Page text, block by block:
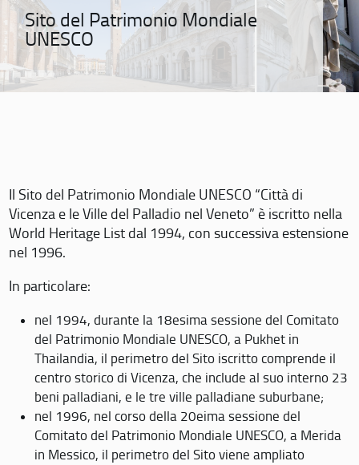
Sito del Patrimonio Mondiale
UNESCO
Il Sito del Patrimonio Mondiale UNESCO “Città di
Vicenza e le Ville del Palladio nel Veneto” è iscritto nella
World Heritage List dal 1994, con successiva estensione
nel 1996.
In particolare:
nel 1994, durante la 18esima sessione del Comitato
del Patrimonio Mondiale UNESCO, a Pukhet in
Thailandia, il perimetro del Sito iscritto comprende il
centro storico di Vicenza, che include al suo interno 23
beni palladiani, e le tre ville palladiane suburbane;
nel 1996, nel corso della 20eima sessione del
Comitato del Patrimonio Mondiale UNESCO, a Merida
in Messico, il perimetro del Sito viene ampliato